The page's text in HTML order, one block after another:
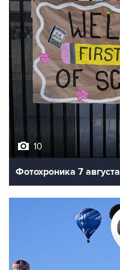
10
Фотохроника 7 августа